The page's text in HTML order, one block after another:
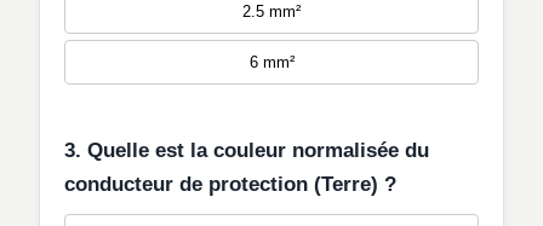
2.5 mm²
6 mm²
3. Quelle est la couleur normalisée du
conducteur de protection (Terre) ?